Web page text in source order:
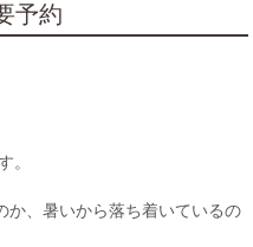
予約
。
か、暑いから落ち着いているの